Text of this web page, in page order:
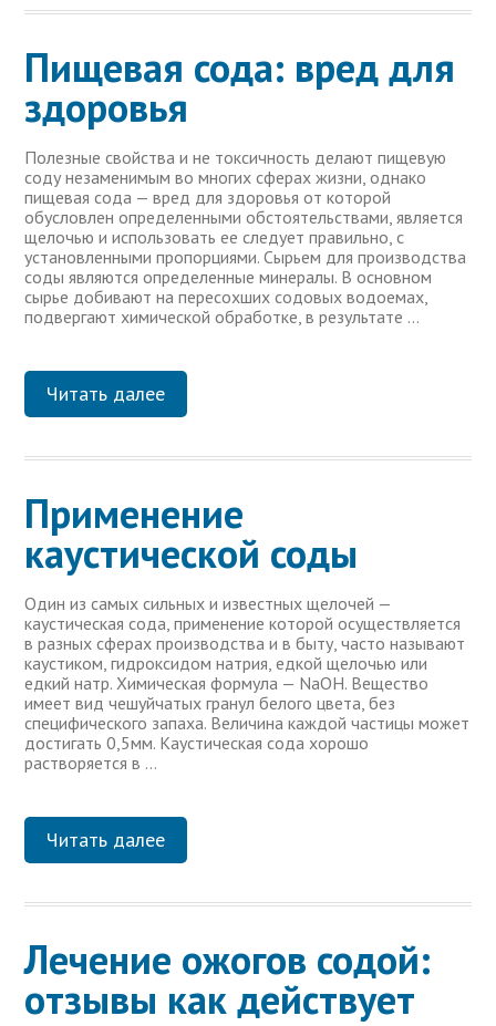
Пищевая сода: вред для
здоровья
Полезные свойства и не токсичность делают пищевую
соду незаменимым во многих сферах жизни, однако
пищевая сода — вред для здоровья от которой
обусловлен определенными обстоятельствами, является
щелочью и использовать ее следует правильно, с
установленными пропорциями. Сырьем для производства
соды являются определенные минералы. В основном
сырье добивают на пересохших содовых водоемах,
подвергают химической обработке, в результате …
Читать далее
Применение
каустической соды
Один из самых сильных и известных щелочей —
каустическая сода, применение которой осуществляется
в разных сферах производства и в быту, часто называют
каустиком, гидроксидом натрия, едкой щелочью или
едкий натр. Химическая формула — NaOH. Вещество
имеет вид чешуйчатых гранул белого цвета, без
специфического запаха. Величина каждой частицы может
достигать 0,5мм. Каустическая сода хорошо
растворяется в …
Читать далее
Лечение ожогов содой:
отзывы как действует